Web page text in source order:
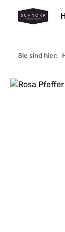
Hauptinhalt
Zur Suche
Zur
Sie sind hier:
Bildergalerie